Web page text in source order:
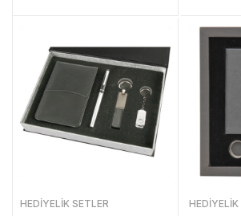
HEDIYELIK SETLER HEDIYELIK